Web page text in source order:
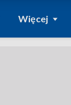
Więcej